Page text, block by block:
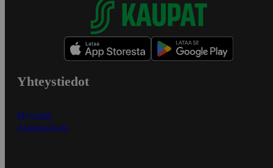
Yhteystiedot
Myymälät
Asiakaspalvelu